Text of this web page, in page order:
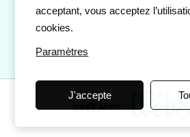
CRÉÉ AVEC
acceptant, vous acceptez
cookies.
Paramètres
J'accepte